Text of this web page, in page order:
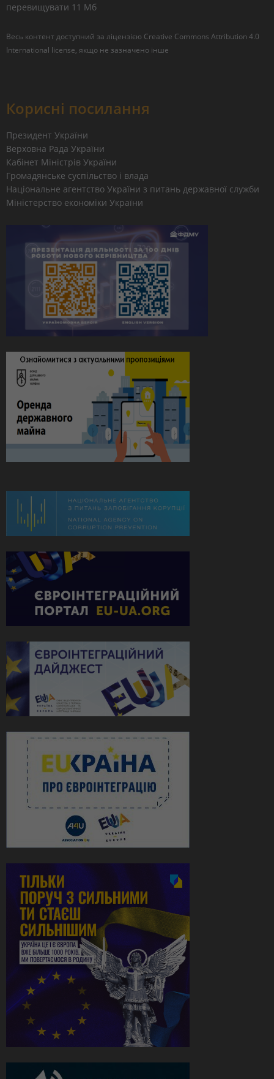
перевищувати 11 Мб
Весь контент доступний за ліцензією Creative Commons Attribution 4.0
International license, якщо не зазначено інше
Корисні посилання
Президент України
Верховна Рада України
Кабінет Міністрів України
Громадянське суспільство і влада
Національне агентство України з питань державної служби
Міністерство економіки України